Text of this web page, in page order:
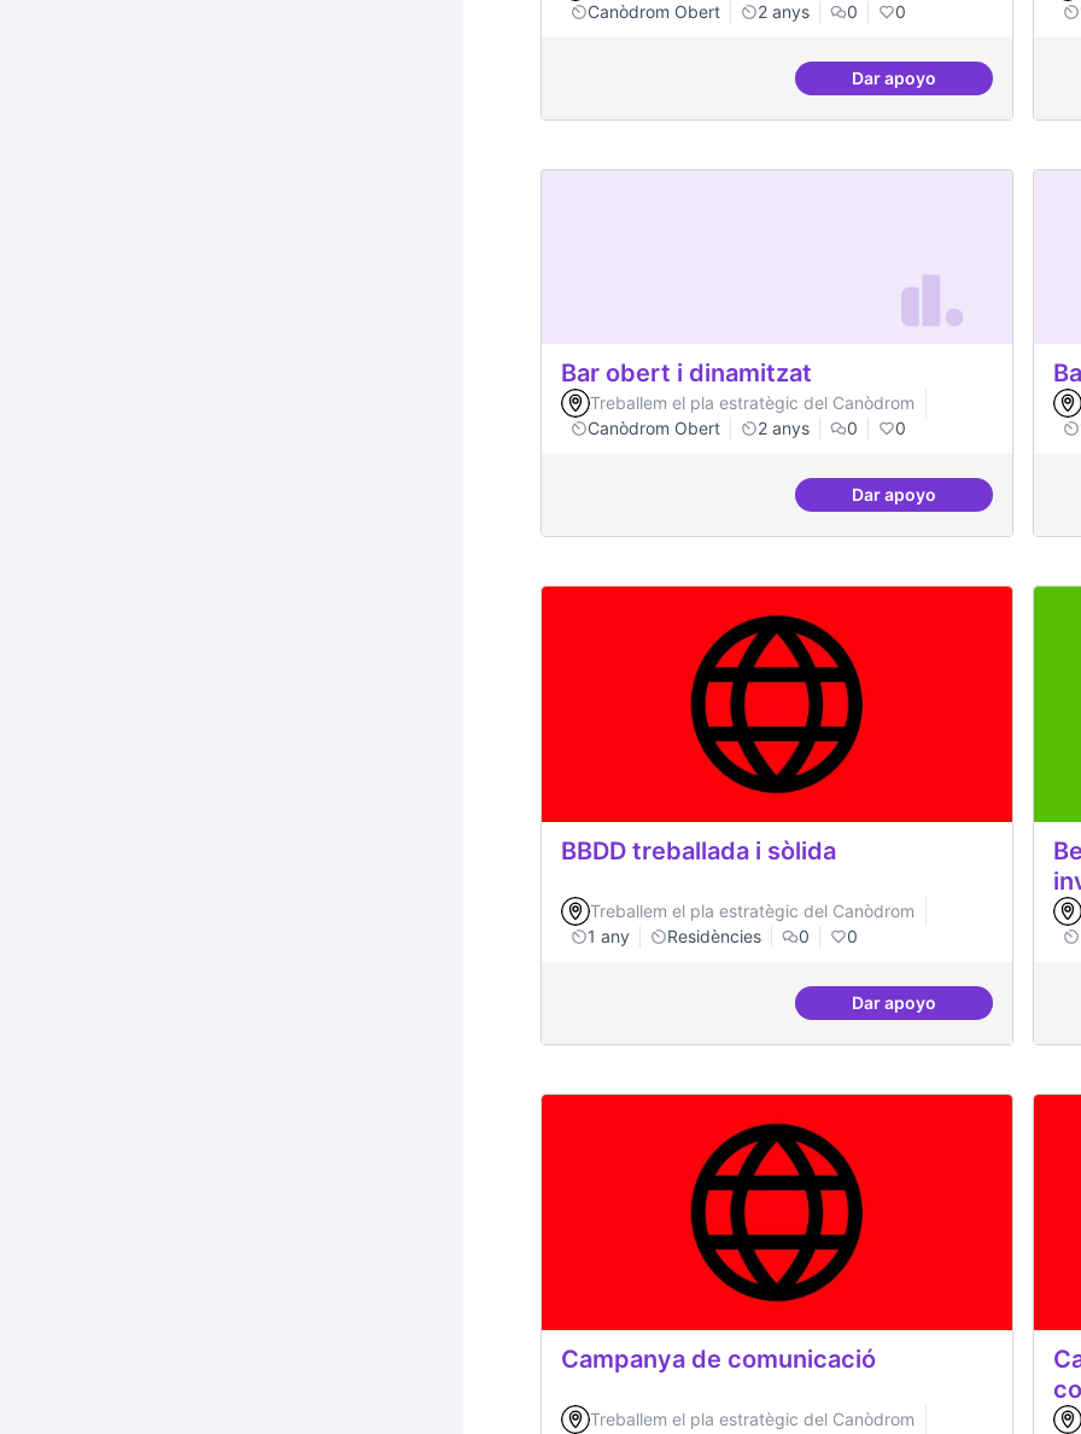
Canòdrom Obert
2 anys 0 0
Dar apoyoArxiu digital al
Bar obert i dinamitzat
Treballem el pla estratègic del Canòdrom
Canòdrom Obert
2 anys 0 0
Dar apoyoBar obert i dinamitzat
BBDD treballada i sòlida
Treballem el pla estratègic del Canòdrom
1 any
Residències 0 0
Dar apoyoBBDD treballada i sòlida
Campanya de comunicació
Treballem el pla estratègic del Canòdrom